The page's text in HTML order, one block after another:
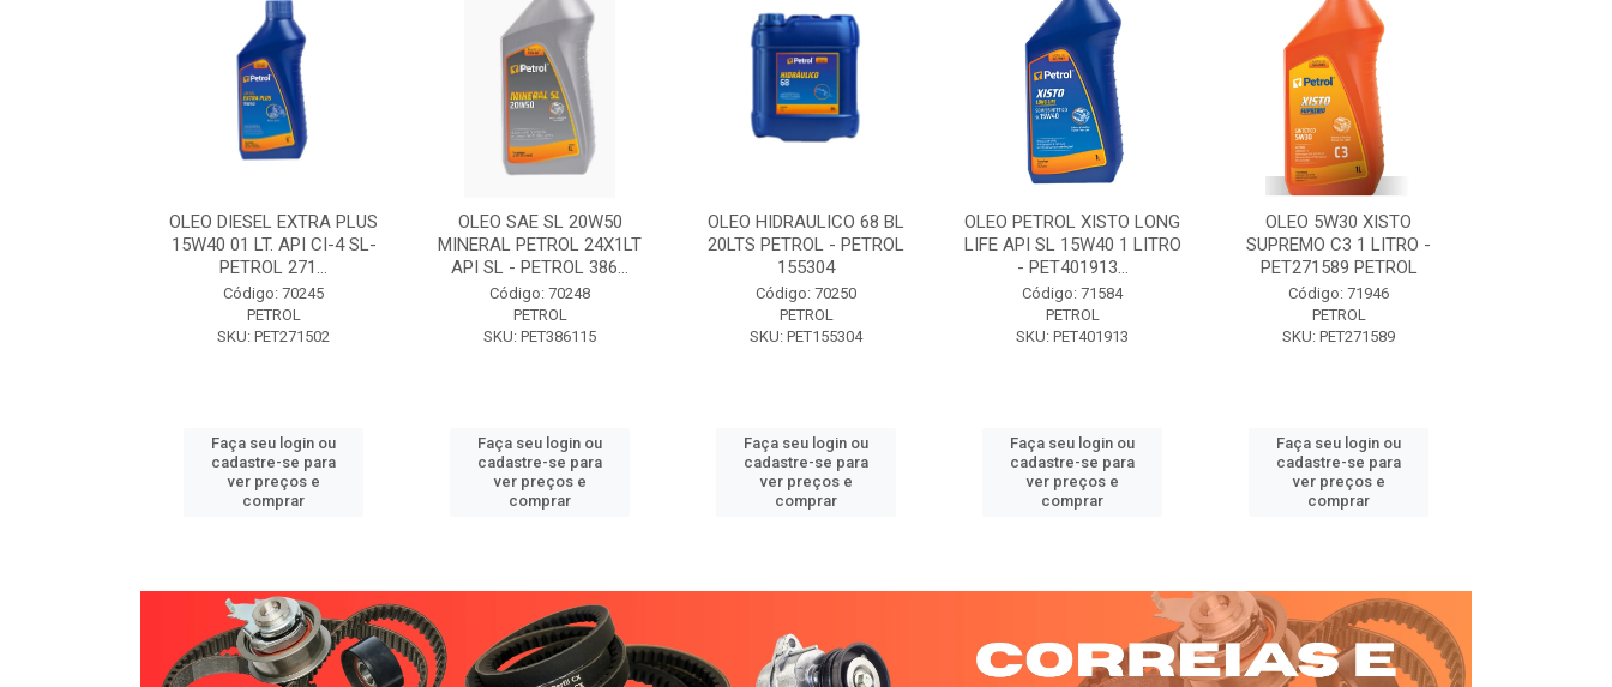
OLEO DIESEL EXTRA PLUS
15W40 01 LT. API CI-4 SL-
PETROL 271...
Código: 70245
PETROL
SKU: PET271502
Faça seu login ou
cadastre-se para
ver preços e
comprar
OLEO SAE SL 20W50
MINERAL PETROL 24X1LT
API SL - PETROL 386...
Código: 70248
PETROL
SKU: PET386115
Faça seu login ou
cadastre-se para
ver preços e
comprar
OLEO HIDRAULICO 68 BL
20LTS PETROL - PETROL
155304
Código: 70250
PETROL
SKU: PET155304
Faça seu login ou
cadastre-se para
ver preços e
comprar
OLEO PETROL XISTO LONG
LIFE API SL 15W40 1 LITRO
- PET401913...
Código: 71584
PETROL
SKU: PET401913
Faça seu login ou
cadastre-se para
ver preços e
comprar
OLEO 5W30 XISTO
SUPREMO C3 1 LITRO -
PET271589 PETROL
Código: 71946
PETROL
SKU: PET271589
Faça seu login ou
cadastre-se para
ver preços e
comprar